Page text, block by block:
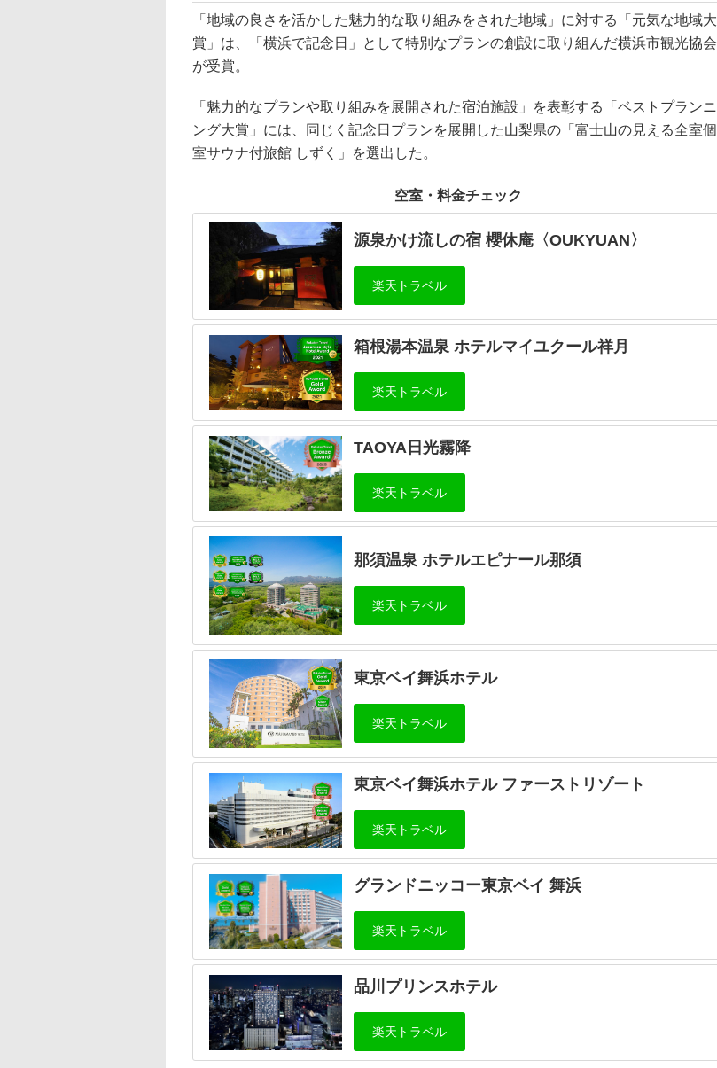
「地域の良さを活かした魅⼒的な取り組みをされた地域」に対する「元気な地域大
賞」は、「横浜で記念日」として特別なプランの創設に取り組んだ横浜市観光協会
が受賞。
「魅⼒的なプランや取り組みを展開された宿泊施設」を表彰する「ベストプランニ
ング大賞」には、同じく記念日プランを展開した山梨県の「富⼠⼭の⾒える全室個
室サウナ付旅館 しずく」を選出した。
空室・料金チェック
源泉かけ流しの宿 櫻休庵〈OUKYUAN〉
箱根湯本温泉 ホテルマイユクール祥⽉
TAOYA⽇光霧降
那須温泉 ホテルエピナール那須
東京ベイ舞浜ホテル
東京ベイ舞浜ホテル ファーストリゾート
グランドニッコー東京ベイ 舞浜
品川プリンスホテル